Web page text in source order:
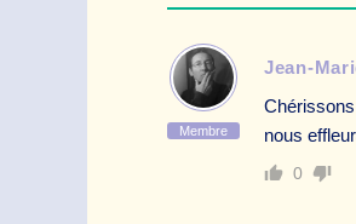
Membre
Jean-
nous
0